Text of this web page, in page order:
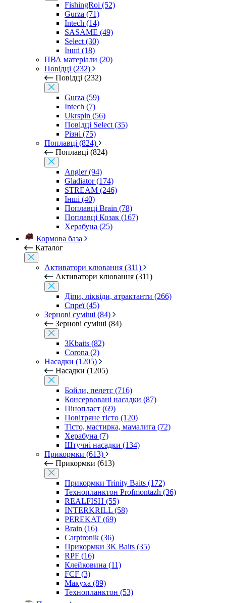
FishingRoi (52)
Gurza (71)
Intech (14)
SASAME (49)
Select (30)
Інші (18)
ПВА матеріали (20)
Повідці (232)
Повідці (232)
Gurza (59)
Intech (7)
Ukrspin (56)
Повідці Select (35)
Різні (75)
Поплавці (824)
Поплавці (824)
Angler (94)
Gladiator (174)
STREAM (246)
Інші (40)
Поплавці Brain (78)
Поплавці Козак (167)
Херабуна (25)
Кормова база
Каталог
Активатори клювання (311)
Активатори клювання (311)
Діпи, ліквіди, атрактанти (266)
Спреї (45)
Зернові суміші (84)
Зернові суміші (84)
3Kbaits (82)
Corona (2)
Насадки (1205)
Насадки (1205)
Бойли, пелетс (716)
Консервовані насадки (87)
Пінопласт (69)
Повітряне тісто (120)
Тісто, мастирка, мамалига (72)
Херабуна (7)
Штучні насадки (134)
Прикормки (613)
Прикормки (613)
Прикормки Trinity Baits (172)
Технопланктон Profmontazh (36)
REALFISH (55)
INTERKRILL (58)
PEREKAT (69)
Brain (16)
Carptronik (36)
Прикормки 3K Baits (35)
RPF (16)
Клейковина (11)
FCF (3)
Макуха (89)
Технопланктон (53)